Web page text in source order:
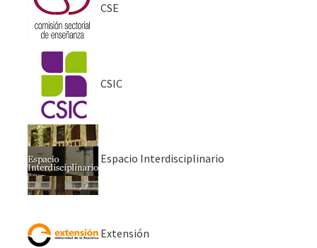
CSE
CSIC
Espacio Interdisciplinario
Extensión